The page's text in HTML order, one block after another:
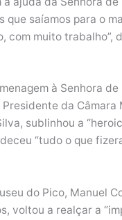
que saíamos para o
com muito trabalho”,
à Senhora de
da Câmara
sublinhou a
“tudo o que
do Pico, Manuel
voltou a realçar a